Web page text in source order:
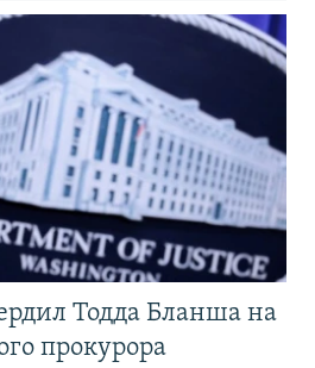
Тодда Бланша на
прокурора